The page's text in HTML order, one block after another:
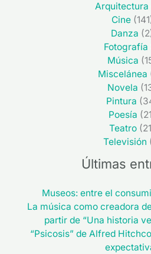
Arquitectura
Cine
Danza
Fotografía
Música
Miscelánea
Novela
Pintura
Poesía
Teatro
Televisión
Últimas
Museos: entre el
La música como creadora
partir de “Una historia
“Psicosis” de Alfred